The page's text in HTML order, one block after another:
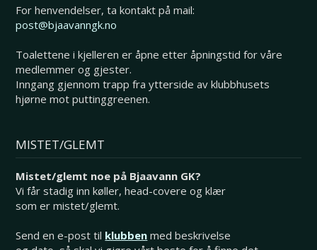
For henvendelser, ta kontakt på mail:
post@bjaavanngk.no
Toalettene i kjelleren er åpne etter åpningstid for våre
medlemmer og gjester.
Inngang gjennom trapp fra ytterside av klubbhusets
hjørne mot puttinggreenen.
MISTET/GLEMT
Mistet/glemt noe på Bjaavann GK?
Vi får stadig inn køller, head-covere og klær
som er mistet/glemt.
Send en e-post til klubben med beskrivelse